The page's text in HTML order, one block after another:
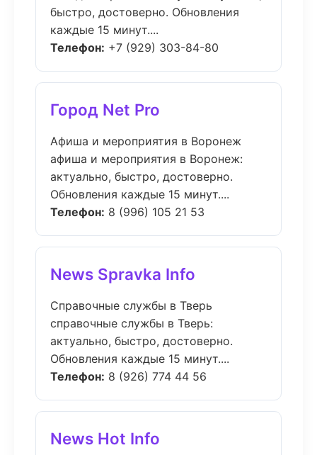
быстро, достоверно. Обновления
каждые 15 минут....
Телефон: +7 (929) 303-84-80
Город Net Pro
Афиша и мероприятия в Воронеж
афиша и мероприятия в Воронеж:
актуально, быстро, достоверно.
Обновления каждые 15 минут....
Телефон: 8 (996) 105 21 53
News Spravka Info
Справочные службы в Тверь
справочные службы в Тверь:
актуально, быстро, достоверно.
Обновления каждые 15 минут....
Телефон: 8 (926) 774 44 56
News Hot Info